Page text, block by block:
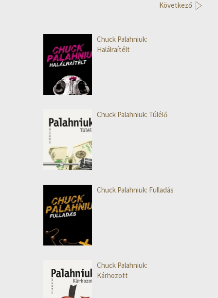
Következő
Chuck Palahniuk:
Halálraítélt
Chuck Palahniuk: Túlélő
Chuck Palahniuk: Fulladás
Chuck Palahniuk:
Kárhozott